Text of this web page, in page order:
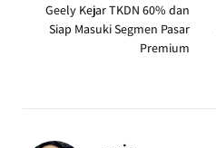
Geely Kejar TKDN 60% dan
Siap Masuki Segmen Pasar
Premium